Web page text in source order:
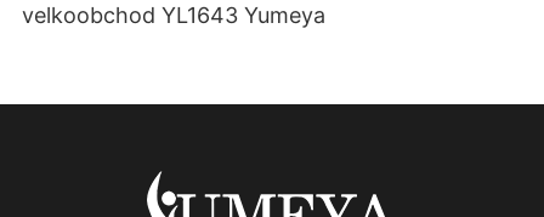
velkoobchod YL1643 Yumeya